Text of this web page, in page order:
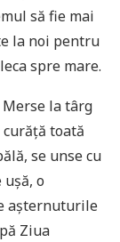
să fie mai
la noi pentru
spre mare.
la târg
toată
se unse cu
o
așternuturile
Ziua